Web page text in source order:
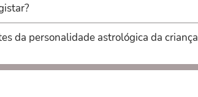
da personalidade astrológica da criança